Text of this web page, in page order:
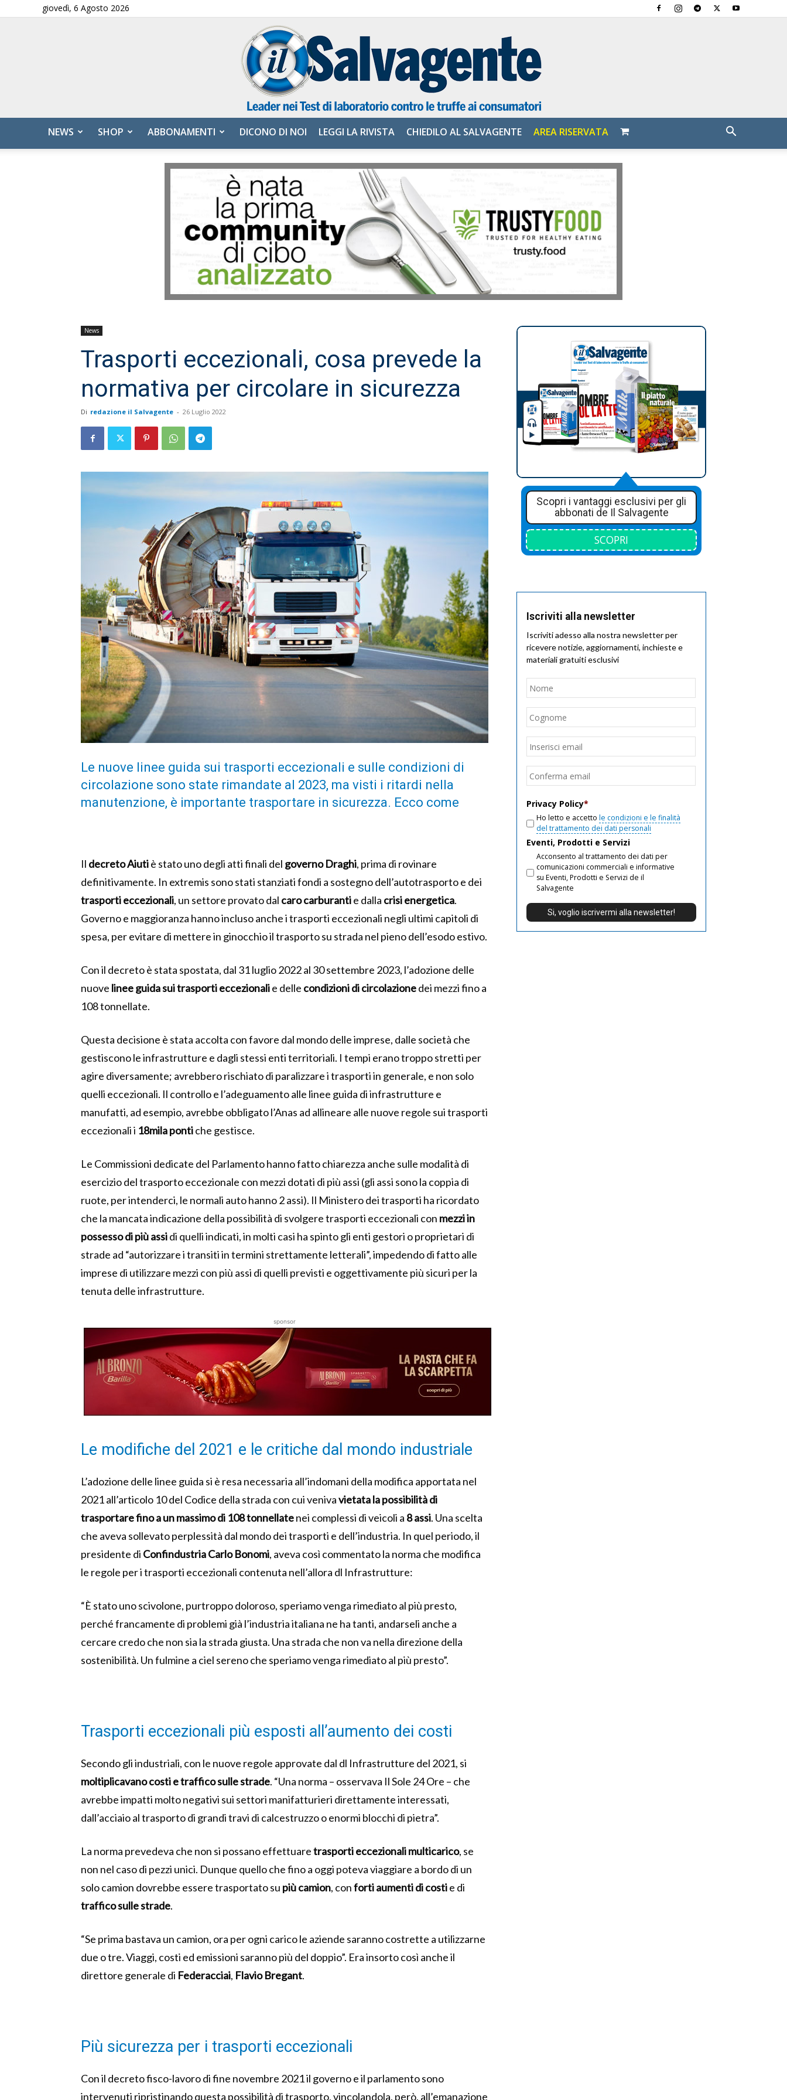
giovedì, 6 Agosto 2026
Salvagente
NEWS SHOP ABBONAMENTI DICONO DI NOI LEGGI LA RIVISTA CHIEDILO AL SALVAGENTE AREA RISERVATA
News
Trasporti eccezionali, cosa prevede la
normativa per circolare in sicurezza
Di redazione il Salvagente - 26 Luglio 2022
Le nuove linee guida sui trasporti eccezionali e sulle condizioni di
circolazione sono state rimandate al 2023, ma visti i ritardi nella
manutenzione, è importante trasportare in sicurezza. Ecco come
Il decreto Aiutiè stato uno degli atti finali del governo Draghi, prima di rovinare
definitivamente. In extremis sono stati stanziati fondi a sostegno dell’autotrasporto e dei
trasporti eccezionali, un settore provato dal caro carburantie dalla crisi energetica.
Governo e maggioranza hanno incluso anche i trasporti eccezionali negli ultimi capitoli di
spesa, per evitare di mettere in ginocchio il trasporto su strada nel pieno dell’esodo estivo.
Con il decreto è stata spostata, dal 31 luglio 2022 al 30 settembre 2023, l’adozione delle
nuove linee guida sui trasporti eccezionalie delle condizioni di circolazionedei mezzi fino a
108 tonnellate.
Questa decisione è stata accolta con favore dal mondo delle imprese, dalle società che
gestiscono le infrastrutture e dagli stessi enti territoriali. I tempi erano troppo stretti per
agire diversamente; avrebbero rischiato di paralizzare i trasporti in generale, e non solo
quelli eccezionali. Il controllo e l’adeguamento alle linee guida di infrastrutture e
manufatti, ad esempio, avrebbe obbligato l’Anas ad allineare alle nuove regole sui trasporti
eccezionali i 18mila pontiche gestisce.
Le Commissioni dedicate del Parlamento hanno fatto chiarezza anche sulle modalità di
esercizio del trasporto eccezionale con mezzi dotati di più assi (gli assi sono la coppia di
ruote, per intenderci, le normali auto hanno 2 assi). Il Ministero dei trasporti ha ricordato
che la mancata indicazione della possibilità di svolgere trasporti eccezionali con mezzi in
possesso di più assidi quelli indicati, in molti casi ha spinto gli enti gestori o proprietari di
strade ad “autorizzare i transiti in termini strettamente letterali”, impedendo di fatto alle
imprese di utilizzare mezzi con più assi di quelli previsti e oggettivamente più sicuri per la
tenuta delle infrastrutture.
sponsor
Le modifiche del 2021 e le critiche dal mondo industriale
L’adozione delle linee guida si è resa necessaria all’indomani della modifica apportata nel
2021 all’articolo 10 del Codice della strada con cui venivavietata la possibilità di
trasportare fino a un massimo di 108 tonnellatenei complessi di veicoli a 8 assi. Una scelta
che aveva sollevato perplessità dal mondo dei trasporti e dell’industria. In quel periodo, il
presidente di ConfindustriaCarlo Bonomi, aveva così commentato la norma che modifica
le regole per i trasporti eccezionali contenuta nell’allora dl Infrastrutture:
“È stato uno scivolone, purtroppo doloroso, speriamo venga rimediato al più presto,
perché francamente di problemi già l’industria italiana ne ha tanti, andarseli anche a
cercare credo che non sia la strada giusta. Una strada che non va nella direzione della
sostenibilità. Un fulmine a ciel sereno che speriamo venga rimediato al più presto”.
Trasporti eccezionali più esposti all’aumento dei costi
Secondo gli industriali, con le nuove regole approvate dal dl Infrastrutture del 2021, si
moltiplicavano costi e traffico sulle strade. “Una norma – osservava Il Sole 24 Ore – che
avrebbe impatti molto negativi sui settori manifatturieri direttamente interessati,
dall’acciaio al trasporto di grandi travi di calcestruzzo o enormi blocchi di pietra”.
La norma prevedeva che non si possano effettuaretrasporti eccezionali multicarico, se
non nel caso di pezzi unici. Dunque quello che fino a oggi poteva viaggiare a bordo di un
solo camion dovrebbe essere trasportato su più camion, conforti aumenti di costie di
traffico sulle strade.
“Se prima bastava un camion, ora per ogni carico le aziende saranno costrette a utilizzarne
due o tre. Viaggi, costi ed emissioni saranno più del doppio”. Era insorto così anche il
direttore generale di Federacciai, Flavio Bregant.
Più sicurezza per i trasporti eccezionali
Con il decreto fisco-lavoro di fine novembre 2021 il governo e il parlamento sono
intervenuti ripristinando questa possibilità di trasporto, vincolandola, però, all’emanazione
Scopri i vantaggi esclusivi per gli
abbonati de Il Salvagente
SCOPRI
Iscriviti alla newsletter
Iscriviti adesso alla nostra newsletter per
ricevere notizie, aggiornamenti, inchieste e
materiali gratuiti esclusivi
Nome
Email
Privacy Policy*
Ho letto e accetto le condizioni e le finalità
del trattamento dei dati personali
Eventi, Prodotti e Servizi
Acconsento al trattamento dei dati per
comunicazioni commerciali e informative
su Eventi, Prodotti e Servizi de il
Salvagente